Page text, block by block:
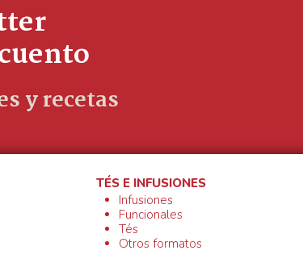
y recetas
TÉS E INFUSIONES
Infusiones
Funcionales
Tés
Otros formatos